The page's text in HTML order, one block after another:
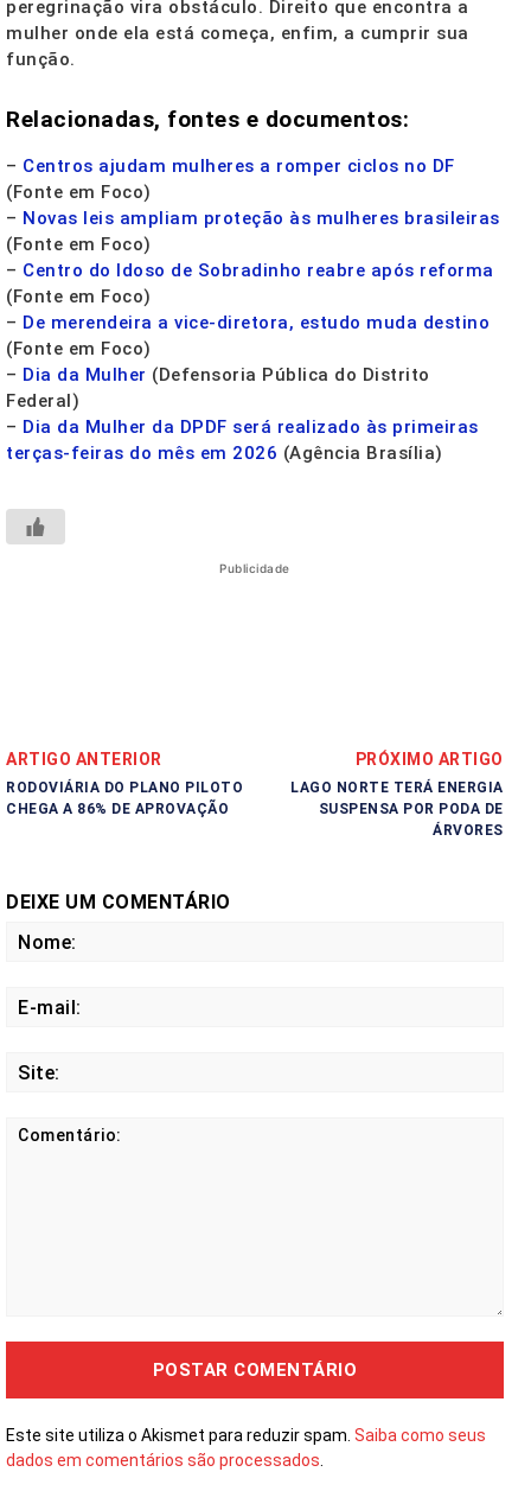
peregrinação vira obstáculo. Direito que encontra a
mulher onde ela está começa, enfim, a cumprir sua
função.
Relacionadas, fontes e documentos:
– Centros ajudam mulheres a romper ciclos no DF
(Fonte em Foco)
– Novas leis ampliam proteção às mulheres brasileiras
(Fonte em Foco)
– Centro do Idoso de Sobradinho reabre após reforma
(Fonte em Foco)
– De merendeira a vice-diretora, estudo muda destino
(Fonte em Foco)
– Dia da Mulher (Defensoria Pública do Distrito
Federal)
– Dia da Mulher da DPDF será realizado às primeiras
terças-feiras do mês em 2026 (Agência Brasília)
Publicidade
ARTIGO ANTERIOR
RODOVIÁRIA DO PLANO PILOTO
CHEGA A 86% DE APROVAÇÃO
PRÓXIMO ARTIGO
LAGO NORTE TERÁ ENERGIA
SUSPENSA POR PODA DE
ÁRVORES
DEIXE UM COMENTÁRIO
Este site utiliza o Akismet para reduzir spam. Saiba como seus
dados em comentários são processados.